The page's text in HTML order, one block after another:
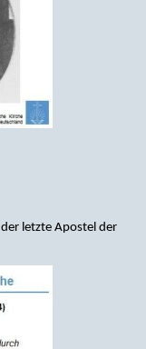
letzte Apostel der